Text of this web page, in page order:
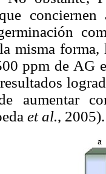
misma
ppm de AG
aumentar
et al., 2005).